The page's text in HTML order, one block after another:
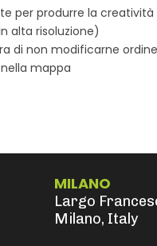
per produrre la creatività
alta risoluzione)
di non modificarne
mappa
MILANO
Largo
Milano, Italy